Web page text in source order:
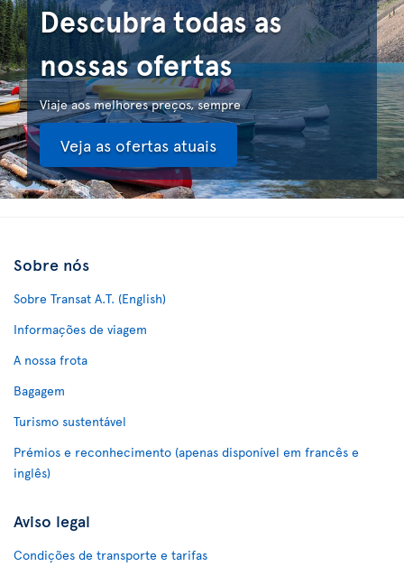
Descubra todas as
nossas ofertas
Viaje aos melhores preços, sempre
Veja as ofertas atuais
Sobre nós
Sobre Transat A.T. (English)
Informações de viagem
A nossa frota
Bagagem
Turismo sustentável
Prémios e reconhecimento (apenas disponível em francês e
inglês)
Aviso legal
Condições de transporte e tarifas